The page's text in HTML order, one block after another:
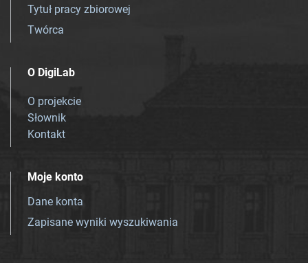
Tytuł pracy zbiorowej
Twórca
O DigiLab
O projekcie
Słownik
Kontakt
Moje konto
Dane konta
Zapisane wyniki wyszukiwania